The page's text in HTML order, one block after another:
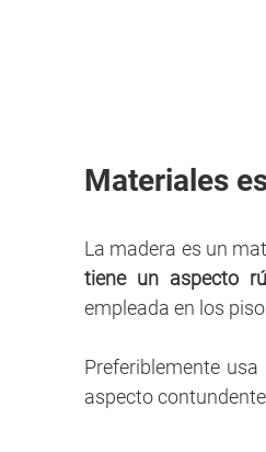
Materiales
La madera es un
tiene un aspecto
empleada en los
Preferiblemente
aspecto